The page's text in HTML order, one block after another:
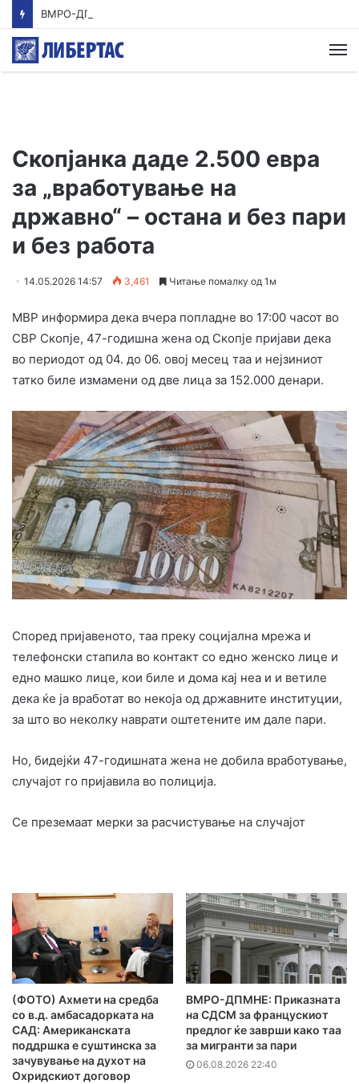
Скопјанка даде 2.500 евра
за „вработување на
државно“ – остана и без пари
и без работа
14.05.2026 14:57 3,461 Читање помалку од 1м
МВР информира дека вчера попладне во 17:00 часот во
СВР Скопје, 47-годишна жена од Скопје пријави дека
во периодот од 04. до 06. овој месец таа и нејзиниот
татко биле измамени од две лица за 152.000 денари.
Според пријавеното, таа преку социјална мрежа и
телефонски стапила во контакт со едно женско лице и
едно машко лице, кои биле и дома кај неа и и ветиле
дека ќе ја вработат во некоја од државните институции,
за што во неколку наврати оштетените им дале пари.
Но, бидејќи 47-годишната жена не добила вработување,
случајот го пријавила во полиција.
Се преземаат мерки за расчистување на случајот
(ФОТО) Ахмети на средба
со в.д. амбасадорката на
САД: Американската
поддршка е суштинска за
зачувување на духот на
Охридскиот договор
ВМРО-ДПМНЕ: Приказната
на СДСМ за францускиот
предлог ќе заврши како таа
за мигранти за пари
06.08.2026 22:40